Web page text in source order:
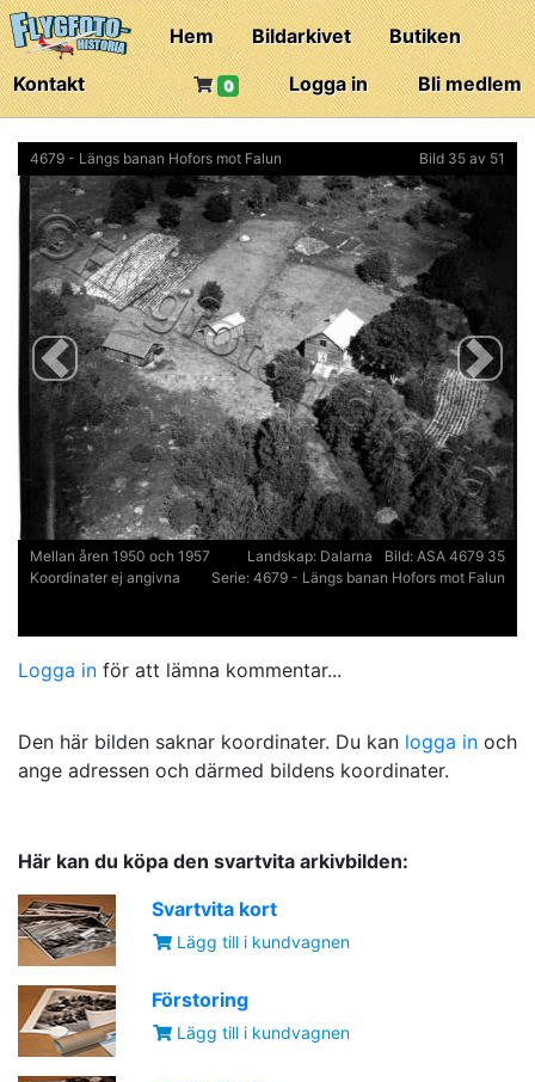
Hem Bildarkivet
Butiken
Kontakt
Bli medlem
Logga in
0
4679 - Längs banan Hofors mot Falun Bild 35 av 51
Previous Next
Mellan åren 1950 och 1957 Bild: ASA 4679 35
Landskap: Dalarna
Koordinater ej angivna
Serie: 4679 - Längs banan Hofors mot Falun
Logga in för att lämna kommentar...
Den här bilden saknar koordinater. Du kan logga in och
ange adressen och därmed bildens koordinater.
Här kan du köpa den svartvita arkivbilden:
Svartvita kort
Lägg till i kundvagnen
Förstoring
Lägg till i kundvagnen